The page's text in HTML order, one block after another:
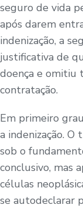
seguro de vida
após darem
indenização, a
justificativa de
doença e omitiu
contratação.
Em primeiro
a indenização.
sob o
conclusivo, mas
células
se autodeclarar